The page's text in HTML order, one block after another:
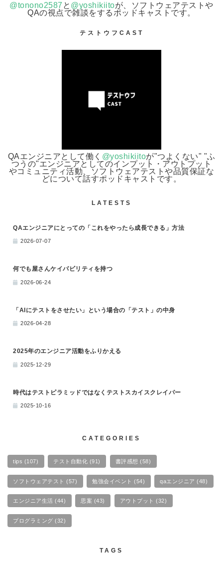
@tonono2587 と @yoshikiitoが、ソフトウェアテストや
QAの視点で雑談をするポッドキャストです。
テストウフCAST
QAエンジニアとして働く @yoshikiitoが"つよくない" "ふ
つうの"エンジニアとしてのインプット・アウトプット
やコミュニティ活動、ソフトウェアテストや品質保証な
どについて話すポッドキャストです。
LATESTS
QAエンジニアにとっての「これをやったら成長できる」方法
2026-07-07
何でも屋さんケイパビリティを持つ
2026-06-24
「AIにテストをさせたい」という場合の「テスト」の中身
2026-04-28
2025年のエンジニア活動をふりかえる
2025-12-29
時代はテストピラミッドではなくテストスカイスクレイパー
2025-10-16
CATEGORIES
tips (107) テスト自動化 (91) 書評感想(58)
ソフトウェアテスト(57) 勉強会イベント(54) qaエンジニア(48)
エンジニア生活(44) 思案 (43) アウトプット(32)
プログラミング(32)
TAGS